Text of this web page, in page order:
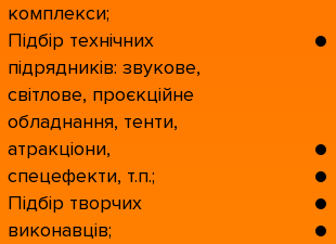
комплекси;
Підбір технічних
підрядників: звукове,
світлове, проєкційне
обладнання, тенти,
атракціони,
спецефекти, т.п.;
Підбір творчих
виконавців;